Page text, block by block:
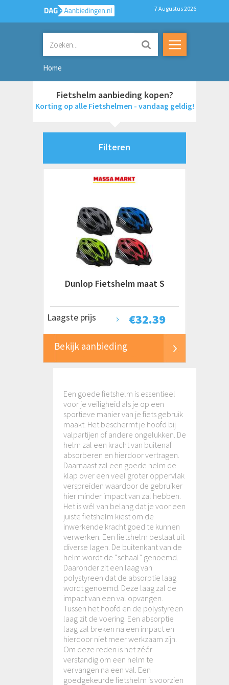
7 Augustus 2026
Home
Fietshelm aanbieding kopen?
Korting op alle Fietshelmen - vandaag geldig!
Filteren
€ 0 tot € 50+
Dunlop Fietshelm maat S
€32.39
Laagste prijs
Bekijk aanbieding
Een goede fietshelm is essentieel
voor je veiligheid als je op een
sportieve manier van je fiets gebruik
maakt. Het beschermt je hoofd bij
valpartijen of andere ongelukken. De
helm zal een kracht van buitenaf
absorberen en hierdoor vertragen.
Daarnaast zal een goede helm de
klap over een veel groter oppervlak
verspreiden waardoor de gebruiker
hier minder impact van zal hebben.
Het is wél van belang dat je voor een
juiste fietshelm kiest om de
inwerkende kracht goed te kunnen
verwerken. Een fietshelm bestaat uit
diverse lagen. De buitenkant van de
helm wordt de “schaal” genoemd.
Daaronder zit een laag van
polystyreen dat de absorptie laag
wordt genoemd. Deze laag zal de
impact van een val opvangen.
Tussen het hoofd en de polystyreen
laag zit de voering. Een absorptie
laag zal breken na een impact en
hierdoor niet meer werkzaam zijn.
Om deze reden is het zéér
verstandig om een helm te
vervangen na een val. Een
goedgekeurde fietshelm is voorzien